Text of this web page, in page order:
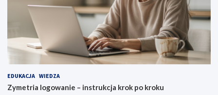
EDUKACJA WIEDZA
Zymetria logowanie – instrukcja krok po kroku